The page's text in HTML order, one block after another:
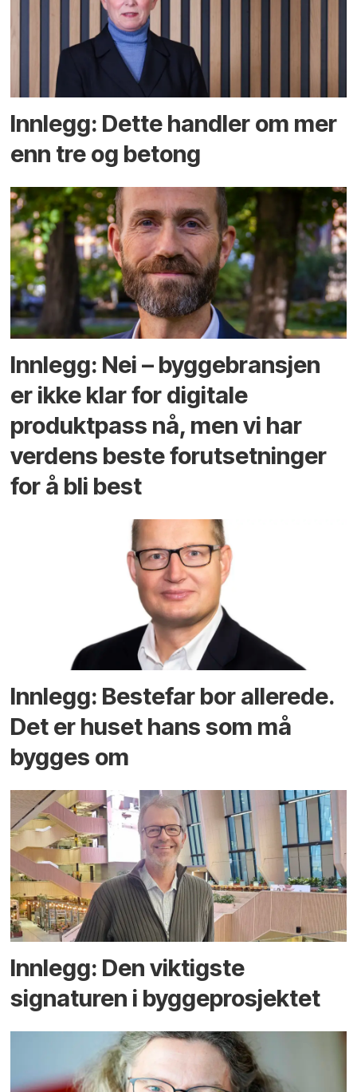
Innlegg: Dette handler om mer
enn tre og betong
Innlegg: Nei – byggebransjen
er ikke klar for digitale
produktpass nå, men vi har
verdens beste forutsetninger
for å bli best
Innlegg: Bestefar bor allerede.
Det er huset hans som må
bygges om
Innlegg: Den viktigste
signaturen i bygge­­prosjektet